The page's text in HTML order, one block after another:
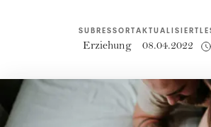
SUBRESSORT
Erziehung
AKTUALISIERT
08.04.2022